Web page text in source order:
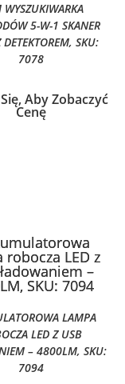
WYSZUKIWARKA
5-W-1 SKANER
DETEKTOREM, SKU:
7078
Aby Zobaczyć
Cenę
LAMPA
LED Z USB
– 4800LM, SKU:
7094